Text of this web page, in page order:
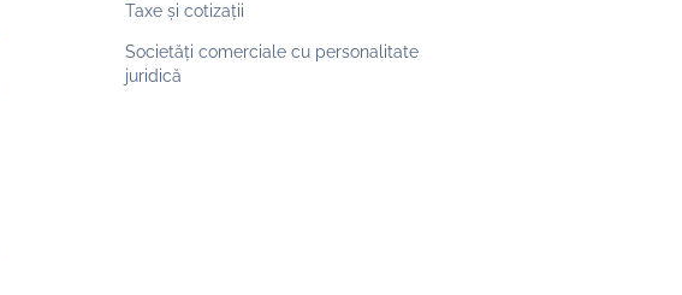
Taxe și cotizații
Societăți comerciale cu personalitate
juridică